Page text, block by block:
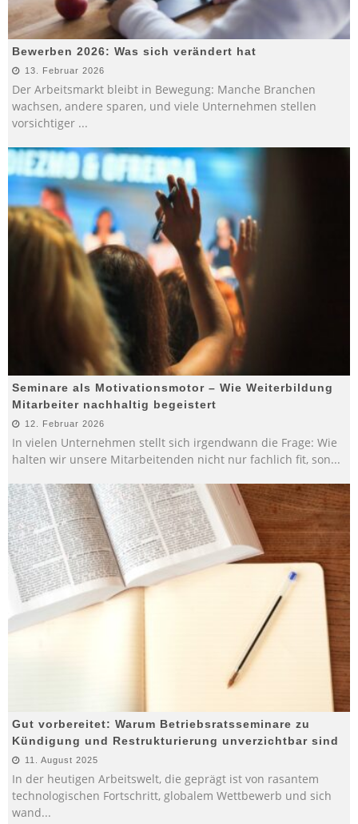
Bewerben 2026: Was sich verändert hat
13. Februar 2026
Der Arbeitsmarkt bleibt in Bewegung: Manche Branchen
wachsen, andere sparen, und viele Unternehmen stellen
vorsichtiger ...
Seminare als Motivationsmotor – Wie Weiterbildung
Mitarbeiter nachhaltig begeistert
12. Februar 2026
In vielen Unternehmen stellt sich irgendwann die Frage: Wie
halten wir unsere Mitarbeitenden nicht nur fachlich fit, son...
Gut vorbereitet: Warum Betriebsratsseminare zu
Kündigung und Restrukturierung unverzichtbar sind
11. August 2025
In der heutigen Arbeitswelt, die geprägt ist von rasantem
technologischen Fortschritt, globalem Wettbewerb und sich
wand...